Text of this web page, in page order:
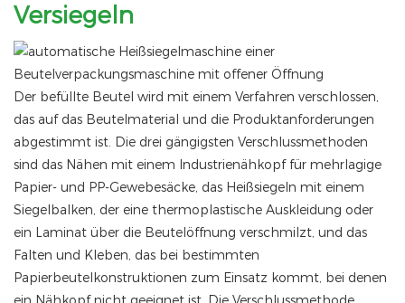
Versiegeln
Der befüllte Beutel wird mit einem Verfahren verschlossen,
das auf das Beutelmaterial und die Produktanforderungen
abgestimmt ist. Die drei gängigsten Verschlussmethoden
sind das Nähen mit einem Industrienähkopf für mehrlagige
Papier- und PP-Gewebesäcke, das Heißsiegeln mit einem
Siegelbalken, der eine thermoplastische Auskleidung oder
ein Laminat über die Beutelöffnung verschmilzt, und das
Falten und Kleben, das bei bestimmten
Papierbeutelkonstruktionen zum Einsatz kommt, bei denen